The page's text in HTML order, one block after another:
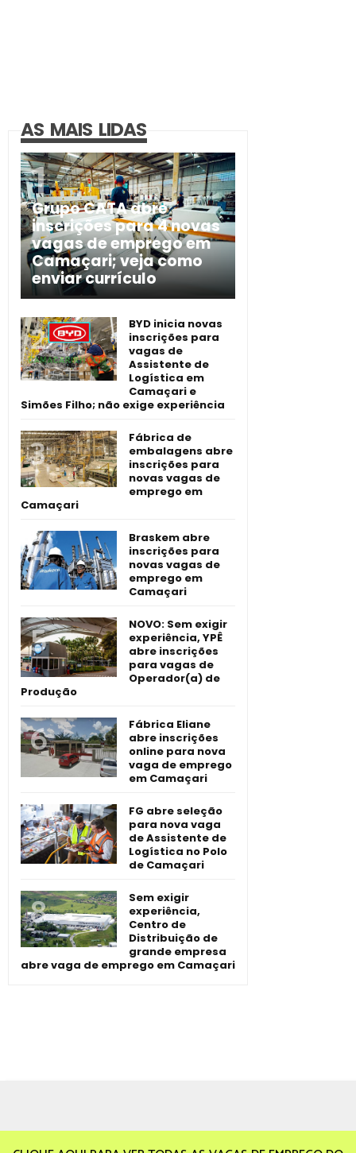
AS MAIS LIDAS
Grupo CATA abre
inscrições para 4 novas
vagas de emprego em
Camaçari; veja como
enviar currículo
BYD inicia novas
inscrições para
vagas de
Assistente de
Logística em
Camaçari e
Simões Filho; não exige experiência
Fábrica de
embalagens abre
inscrições para
novas vagas de
emprego em
Camaçari
Braskem abre
inscrições para
novas vagas de
emprego em
Camaçari
NOVO: Sem exigir
experiência, YPÊ
abre inscrições
para vagas de
Operador(a) de
Produção
Fábrica Eliane
abre inscrições
online para nova
vaga de emprego
em Camaçari
FG abre seleção
para nova vaga
de Assistente de
Logística no Polo
de Camaçari
Sem exigir
experiência,
Centro de
Distribuição de
grande empresa
abre vaga de emprego em Camaçari